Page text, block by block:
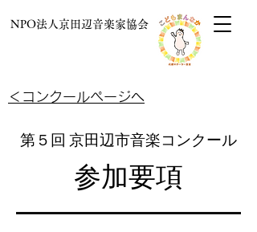
NPO法人京田辺音楽家協会
＜コンクールページへ
第５回 京田辺市音楽コンクール
参加要項